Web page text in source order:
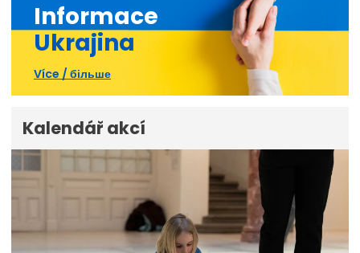
Informace
Ukrajina
Více / більше
Kalendář akcí